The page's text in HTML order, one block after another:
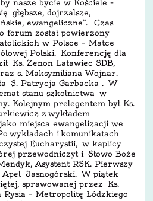
nasze bycie w Kościele –
głębsze, dojrzalsze,
ewangeliczne”. Czas
forum został powierzony
w Polsce – Matce
Polski. Konferencję dla
Ks. Zenon Latawiec SDB,
s. Maksymiliana Wojnar.
S. Patrycja Garbacka . W
stanu szkolnictwa w
Kolejnym prelegentem był Ks.
z wykładem
miejsca ewangelizacji we
wykładach i komunikatach
Eucharystii, w kaplicy
przewodniczył i Słowo Boże
Asystent RSK. Pierwszy
Apel Jasnogórski. W piątek
sprawowanej przez Ks.
– Metropolitę Łódzkiego